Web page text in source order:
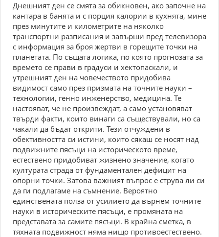
Днешният ден се смята за обикновен, ако започне на
кантара в банята и с порция калории в кухнята, мине
през минутите и километрите на няколко
транспортни разписания и завърши пред телевизора
с информация за броя жертви в горещите точки на
планетата. По същата логика, по която прогнозата за
времето се прави в градуси и хектопаскали, и
утрешният ден на човечеството придобива
видимост само през призмата на точните науки –
технологии, генно инженерство, медицина. Те
настояват, че не произвеждат, а само установяват
твърди факти, които винаги са съществували, но са
чакали да бъдат открити. Тези отчуждени в
обективността си истини, които сякаш се носят над
подвижните пясъци на историческото време,
естествено придобиват жизнено значение, когато
културата страда от фундаментален дефицит на
опорни точки. Затова важният въпрос е струва ли си
да ги подлагаме на съмнение. Вероятно
единствената полза от усилието да върнем точните
науки в историческите пясъци, е промяната на
представата за самите пясъци. В крайна сметка, в
тяхната подвижност няма нищо противоестествено.